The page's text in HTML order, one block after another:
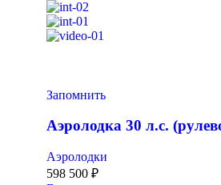
Запомнить
Аэролодка 30 л.с.
Аэролодки
598 500 ₽